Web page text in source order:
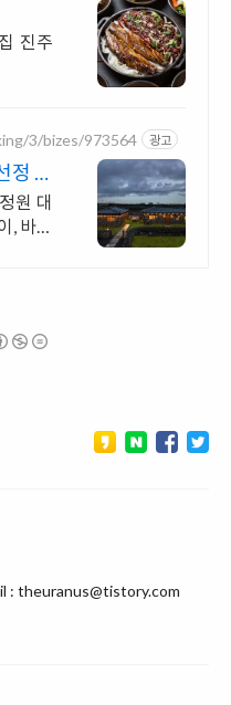
진주
3/bizes/973564 광고
정 렌
원 대
, 바베
: theuranus@tistory.com